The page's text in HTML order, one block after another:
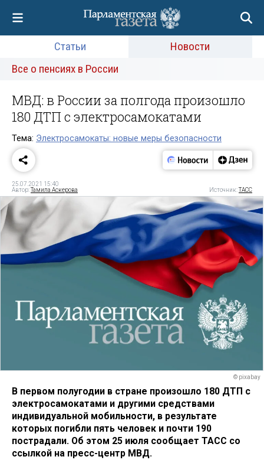
Статьи
Новости
Все о пенсиях в России
МВД: в России за полгода произошло
180 ДТП с электросамокатами
Тема: Электросамокаты: новые меры безопасности
25.07.2021 15:40
Автор:Тамила Аскерова Источник:ТАСС
© pixabay
В первом полугодии в стране произошло 180 ДТП с
электросамокатами и другими средствами
индивидуальной мобильности, в результате
которых погибли пять человек и почти 190
пострадали. Об этом 25 июля сообщает ТАСС со
ссылкой на пресс-центр МВД.